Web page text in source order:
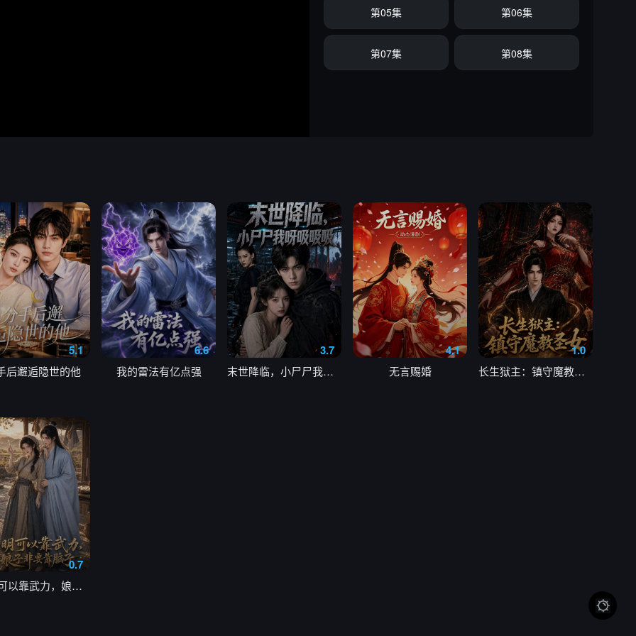
第05集 第06集
第07集 第08集
5.1
后邂逅隐世的他
6.6
我的雷法有亿点强
3.7
末世降临，小尸尸我呀吸吸吸
4.1
无言赐婚
1.0
长生狱主：镇守魔教圣女
0.7
明明可以靠武力，娘子非要靠脑子
